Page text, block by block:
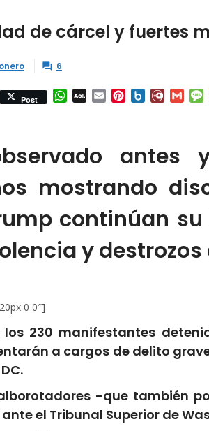
de cárcel y fuertes
 6
Post WhatsApp
AOL Email Pinterest
Box.netDiary.Ru
antes
mostrando
continúan
y
0 0″]
230 manifestantes
a cargos de delito
-que también
el Tribunal Superior de